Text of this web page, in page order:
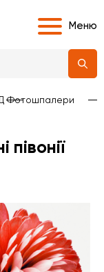
Меню
Фотошпалери